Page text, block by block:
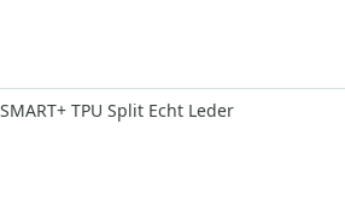
TPU Split Echt Leder